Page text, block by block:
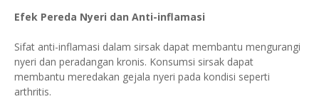
Efek Pereda Nyeri dan Anti-inflamasi
Sifat anti-inflamasi dalam sirsak dapat membantu mengurangi
nyeri dan peradangan kronis. Konsumsi sirsak dapat
membantu meredakan gejala nyeri pada kondisi seperti
arthritis.